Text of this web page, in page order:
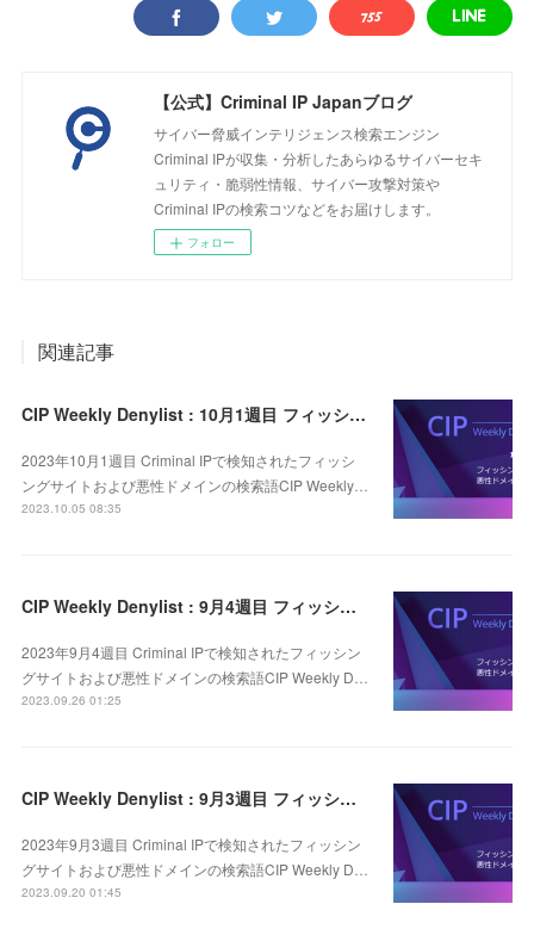
【公式】Criminal IP Japanブログ
サイバー脅威インテリジェンス検索エンジン
Criminal IPが収集・分析したあらゆるサイバーセキ
ュリティ・脆弱性情報、サイバー攻撃対策や
Criminal IPの検索コツなどをお届けします。
フォロー
関連記事
CIP Weekly Denylist : 10月1週目 フィッシングおよび悪性ドメインの検索語
2023年10月1週目 Criminal IPで検知されたフィッシ
ングサイトおよび悪性ドメインの検索語CIP Weekly…
2023.10.05 08:35
CIP Weekly Denylist : 9月4週目 フィッシングおよび悪性ドメインの検索語
2023年9月4週目 Criminal IPで検知されたフィッシン
グサイトおよび悪性ドメインの検索語CIP Weekly D…
2023.09.26 01:25
CIP Weekly Denylist : 9月3週目 フィッシングおよび悪性ドメインの検索語
2023年9月3週目 Criminal IPで検知されたフィッシン
グサイトおよび悪性ドメインの検索語CIP Weekly D…
2023.09.20 01:45